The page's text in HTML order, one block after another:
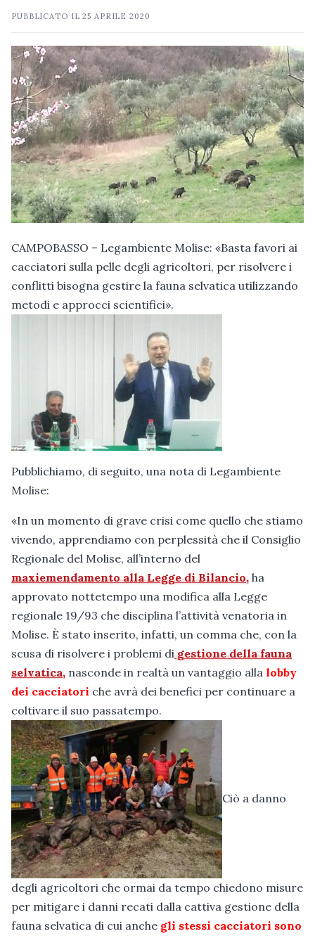
PUBBLICATO IL25 APRILE 2020
CAMPOBASSO – Legambiente Molise: «Basta favori ai
cacciatori sulla pelle degli agricoltori, per risolvere i
conflitti bisogna gestire la fauna selvatica utilizzando
metodi e approcci scientifici».
Pubblichiamo, di seguito, una nota di Legambiente
Molise:
«In un momento di grave crisi come quello che stiamo
vivendo, apprendiamo con perplessità che il Consiglio
Regionale del Molise, all’interno del
maxiemendamento alla Legge di Bilancio, ha
approvato nottetempo una modifica alla Legge
regionale 19/93 che disciplina l’attività venatoria in
Molise. È stato inserito, infatti, un comma che, con la
scusa di risolvere i problemi digestione della fauna
selvatica, nasconde in realtà un vantaggio alla lobby
dei cacciatori che avrà dei benefici per continuare a
coltivare il suo passatempo.
Ciò a danno
degli agricoltori che ormai da tempo chiedono misure
per mitigare i danni recati dalla cattiva gestione della
fauna selvatica di cui anche gli stessi cacciatori sono